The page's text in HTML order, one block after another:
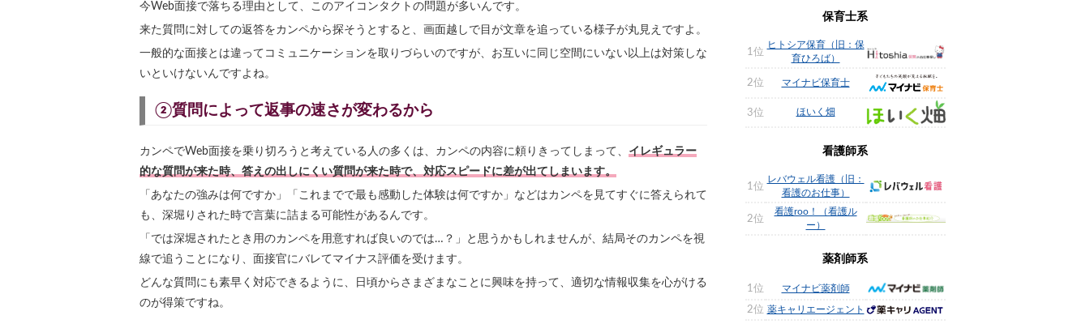
今Web面接で落ちる理由として、このアイコンタクトの問題が多いんです。
来た質問に対しての返答をカンペから探そうとすると、画面越しで目が文章を追っている様子が丸見えですよ。
一般的な面接とは違ってコミュニケーションを取りづらいのですが、お互いに同じ空間にいない以上は対策しな
いといけないんですよね。
②質問によって返事の速さが変わるから
カンペでWeb面接を乗り切ろうと考えている人の多くは、カンペの内容に頼りきってしまって、 イレギュラー
的な質問が来た時、答えの出しにくい質問が来た時で、対応スピードに差が出てしまいます。
「あなたの強みは何ですか」「これまでで最も感動した体験は何ですか」などはカンペを見てすぐに答えられて
も、深堀りされた時で言葉に詰まる可能性があるんです。
「では深堀されたとき用のカンペを用意すれば良いのでは…？」と思うかもしれませんが、結局そのカンペを視
線で追うことになり、面接官にバレてマイナス評価を受けます。
どんな質問にも素早く対応できるように、日頃からさまざまなことに興味を持って、適切な情報収集を心がける
のが得策ですね。
保育士系
1位
ヒトシア保育（旧：保
育ひろば）
2位 マイナビ保育士
3位 ほいく畑
看護師系
1位
レバウェル看護（旧：
看護のお仕事）
2位
看護roo！（看護ル
ー）
薬剤師系
1位 マイナビ薬剤師
2位 薬キャリエージェント